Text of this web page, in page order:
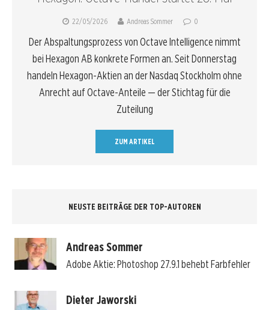
22/05/2026 Andreas Sommer 0
Der Abspaltungsprozess von Octave Intelligence nimmt
bei Hexagon AB konkrete Formen an. Seit Donnerstag
handeln Hexagon-Aktien an der Nasdaq Stockholm ohne
Anrecht auf Octave-Anteile — der Stichtag für die
Zuteilung
ZUM ARTIKEL
NEUSTE BEITRÄGE DER TOP-AUTOREN
Andreas Sommer
Adobe Aktie: Photoshop 27.9.1 behebt Farbfehler
Dieter Jaworski